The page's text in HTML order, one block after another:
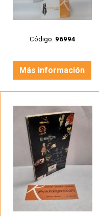
Código: 96994
Más información